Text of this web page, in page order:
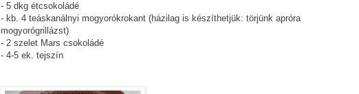
- 5 dkg étcsokoládé
- kb. 4 teáskanálnyi mogyorókrokant (házilag is készíthetjük: törjünk apróra
mogyorógrillázst)
- 2 szelet Mars csokoládé
- 4-5 ek. tejszín